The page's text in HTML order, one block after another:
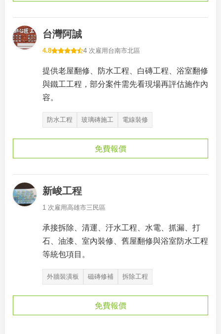
台灣阿誠
4.8 4 次雇用 台南市北區
提供老屋翻修、防水工程、白磚工程、浴室翻修
與鐵工工程，部分案件需先看現場再評估施作內
容。
防水工程 玻璃磚施工 電線裝修
免費報價
新峻工程
1 次雇用高雄市三民區
承接拆除、清運、汙水工程、水電、抓漏、打
石、油漆、室內裝修、舊屋翻修與浴室防水工程
等統包項目。
外牆裝潢板 磁磚修補 拆除工程
免費報價